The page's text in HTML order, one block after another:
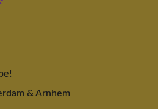
& Arnhem